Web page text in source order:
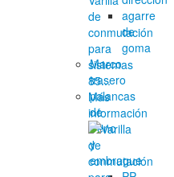
agarre
de
goma
Marco
trasero
palancas
de
freno
y
embrague
de
conmutación
para
sistemas
85...
Más
información